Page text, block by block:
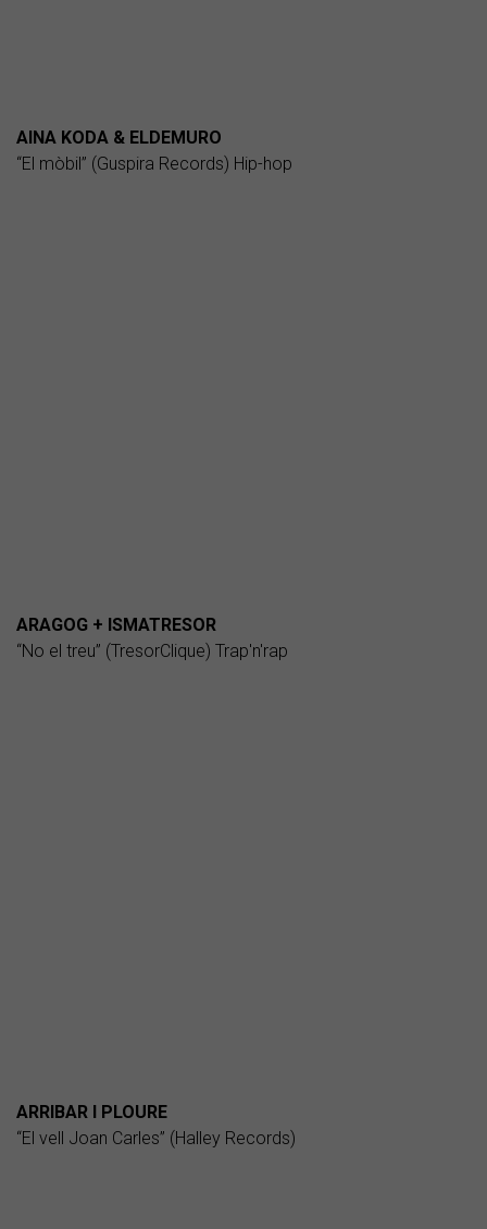
AINA KODA & ELDEMURO
“El mòbil” (Guspira Records) Hip-hop
ARAGOG + ISMATRESOR
“No el treu” (TresorClique) Trap'n'rap
ARRIBAR I PLOURE
“El vell Joan Carles” (Halley Records)